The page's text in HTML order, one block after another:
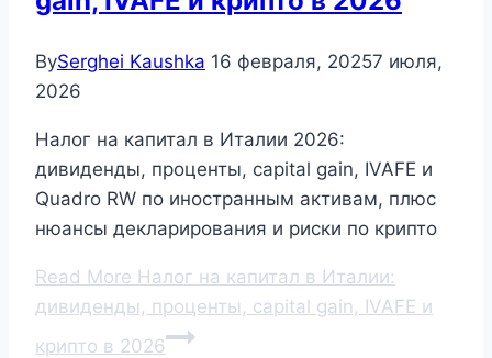
BySerghei Kaushka 16 февраля, 20257 июля,
2026
Налог на капитал в Италии 2026:
дивиденды, проценты, capital gain, IVAFE и
Quadro RW по иностранным активам, плюс
нюансы декларирования и риски по крипто
Read More Налог на капитал в Италии:
дивиденды, проценты, capital gain, IVAFE и
крипто в 2026